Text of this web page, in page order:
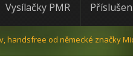
Vysílačky PMR
handsfree od německé značky